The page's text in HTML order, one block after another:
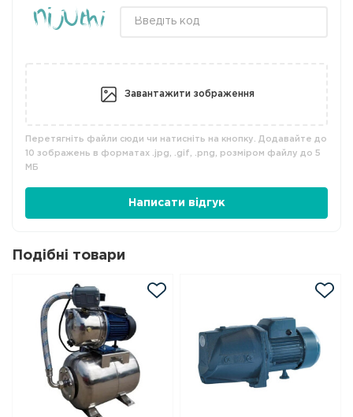
Завантажити зображення
Перетягніть файли сюди чи натисніть на кнопку. Додавайте до
10 зображень в форматах .jpg, .gif, .png, розміром файлу до 5
МБ
Написати відгук
Подібні товари